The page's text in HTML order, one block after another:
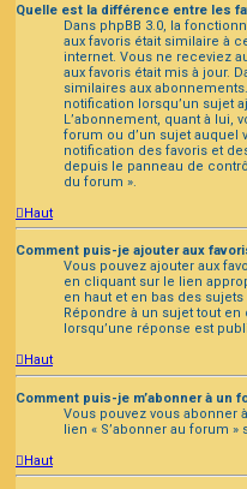
Quelle est la différence entre les
Dans phpBB 3.0, la
aux favoris était similaire à
internet. Vous ne receviez
aux favoris était mis à jour.
similaires aux
notification lorsqu’un sujet
L’abonnement, quant à lui,
forum ou d’un sujet auquel
notification des favoris et
depuis le panneau de
du forum ».
Haut
Comment puis-je ajouter aux
Vous pouvez ajouter aux
en cliquant sur le lien
en haut et en bas des
Répondre à un sujet tout
lorsqu’une réponse est
Haut
Comment puis-je m’abonner à un
Vous pouvez vous abonner
lien « S’abonner au forum
Haut